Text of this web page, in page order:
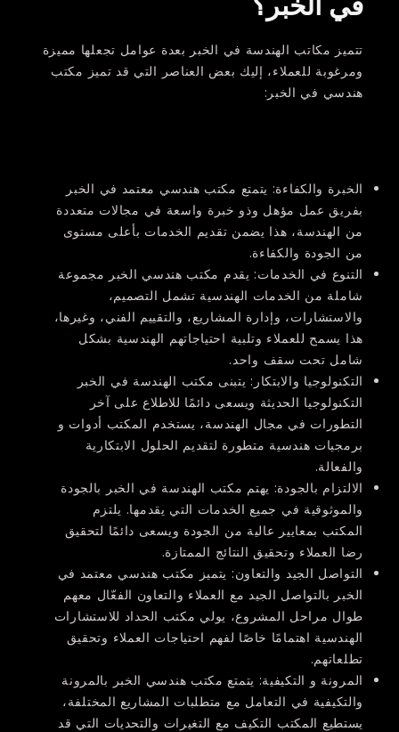
تتميز مكاتب الهندسة في الخبر بعدة عوامل تجعلها مميزة
ومرغوبة للعملاء، إليك بعض العناصر التي قد تميز مكتب
هندسي في الخبر:
الخبرة والكفاءة: يتمتع مكتب هندسي معتمد في الخبر
بفريق عمل مؤهل وذو خبرة واسعة في مجالات متعددة
من الهندسة، هذا يضمن تقديم الخدمات بأعلى مستوى
من الجودة والكفاءة.
التنوع في الخدمات: يقدم مكتب هندسي الخبر مجموعة
شاملة من الخدمات الهندسية تشمل التصميم،
والاستشارات، وإدارة المشاريع، والتقييم الفني، وغيرها،
هذا يسمح للعملاء وتلبية احتياجاتهم الهندسية بشكل
شامل تحت سقف واحد.
التكنولوجيا والابتكار: يتبنى مكتب الهندسة في الخبر
التكنولوجيا الحديثة ويسعى دائمًا للاطلاع على آخر
التطورات في مجال الهندسة، يستخدم المكتب أدوات و
برمجيات هندسية متطورة لتقديم الحلول الابتكارية
والفعالة.
الالتزام بالجودة: يهتم مكتب الهندسة في الخبر بالجودة
والموثوقية في جميع الخدمات التي يقدمها. يلتزم
المكتب بمعايير عالية من الجودة ويسعى دائمًا لتحقيق
رضا العملاء وتحقيق النتائج الممتازة.
التواصل الجيد والتعاون: يتميز مكتب هندسي معتمد في
الخبر بالتواصل الجيد مع العملاء والتعاون الفعّال معهم
طوال مراحل المشروع، يولي مكتب الحداد للاستشارات
الهندسية اهتمامًا خاصًا لفهم احتياجات العملاء وتحقيق
تطلعاتهم.
المرونة و التكيفية: يتمتع مكتب هندسي الخبر بالمرونة
والتكيفية في التعامل مع متطلبات المشاريع المختلفة،
يستطيع المكتب التكيف مع التغيرات والتحديات التي قد